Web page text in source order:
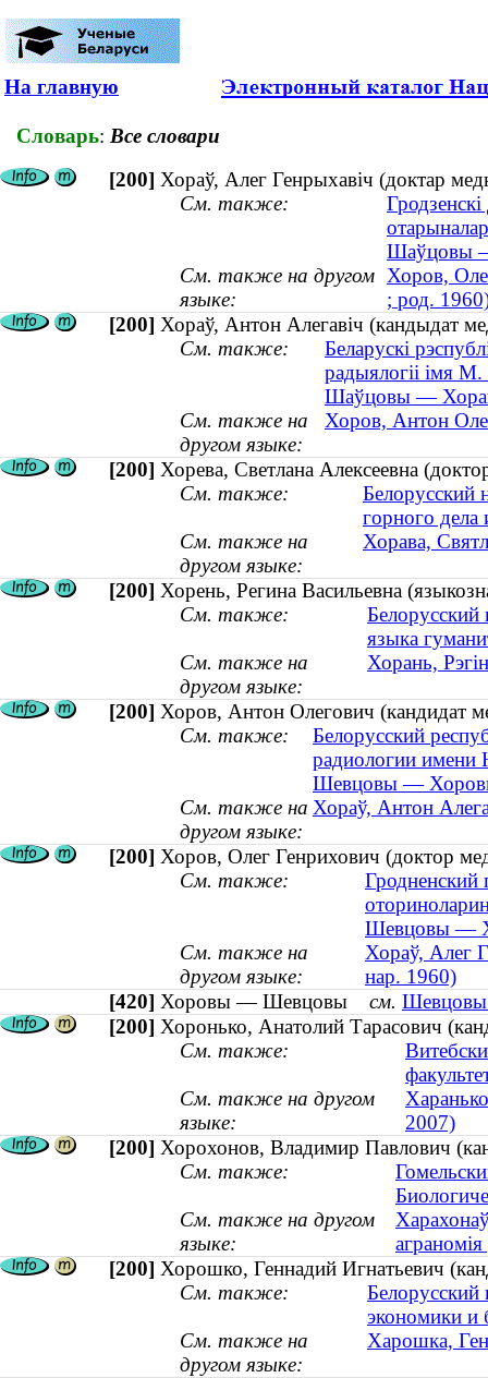
На главную
Словарь: Все словари
[200] Хораў, Алег Генрыхавіч (доктар
См. также:
Шаўцовы
См. также на другом
языке:
Хоров,
; род.
[200] Хораў, Антон Алегавіч (кандыдат
См. также:
Беларускі
радыялогіі імя
Шаўцовы —
См. также на
другом языке:
Хоров, Антон
[200] Хорева, Светлана Алексеевна
См. также:
Белорусский
горного дела
См. также на
другом языке:
Хорава,
[200] Хорень, Регина Васильевна
См. также:
Белорусский
языка
См. также на
другом языке:
Хорань,
[200] Хоров, Антон Олегович (кандидат
См. также:
Белорусский
радиологии имени
Шевцовы —
См. также на
другом языке:
Хораў, Антон
[200] Хоров, Олег Генрихович (доктор
См. также:
Гродненский
Шевцовы —
См. также на
другом языке:
Хораў, Алег
нар. 1960)
[420] Хоровы — Шевцовы см. Шевцовы
[200] Хоронько, Анатолий Тарасович
См. также:
См. также на другом
языке:
2007)
[200] Хорохонов, Владимир Павлович
См. также:
См. также на другом
языке:
[200] Хорошко, Геннадий Игнатьевич
См. также:
Белорусский
экономики и
См. также на
другом языке:
Харошка,